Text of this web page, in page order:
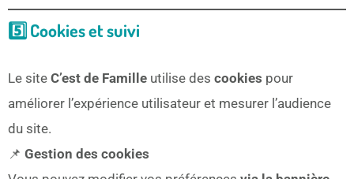
5️⃣ Cookies et suivi
Le site C’est de Famille utilise des cookies pour
améliorer l’expérience utilisateur et mesurer l’audience
du site.
📌 Gestion des cookies